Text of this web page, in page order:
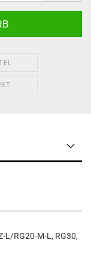
L/RG20-M-L, RG30,